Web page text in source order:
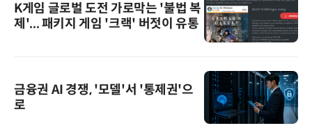
K게임 글로벌 도전 가로막는 '불법 복
제'... 패키지 게임 '크랙' 버젓이 유통
금융권 AI 경쟁, '모델'서 '통제권'으
로